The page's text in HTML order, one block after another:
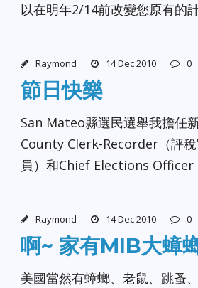
以在明年2/14前改變您原有的計
Raymond 14 Dec 2010 0
節日快樂
San Mateo縣選民選舉我擔任
County Clerk-Recorder（評
員）和Chief Elections Officer
Raymond 14 Dec 2010 0
啊~ 家有MIB大蟑
美國當然有蟑螂、老鼠、跳蚤